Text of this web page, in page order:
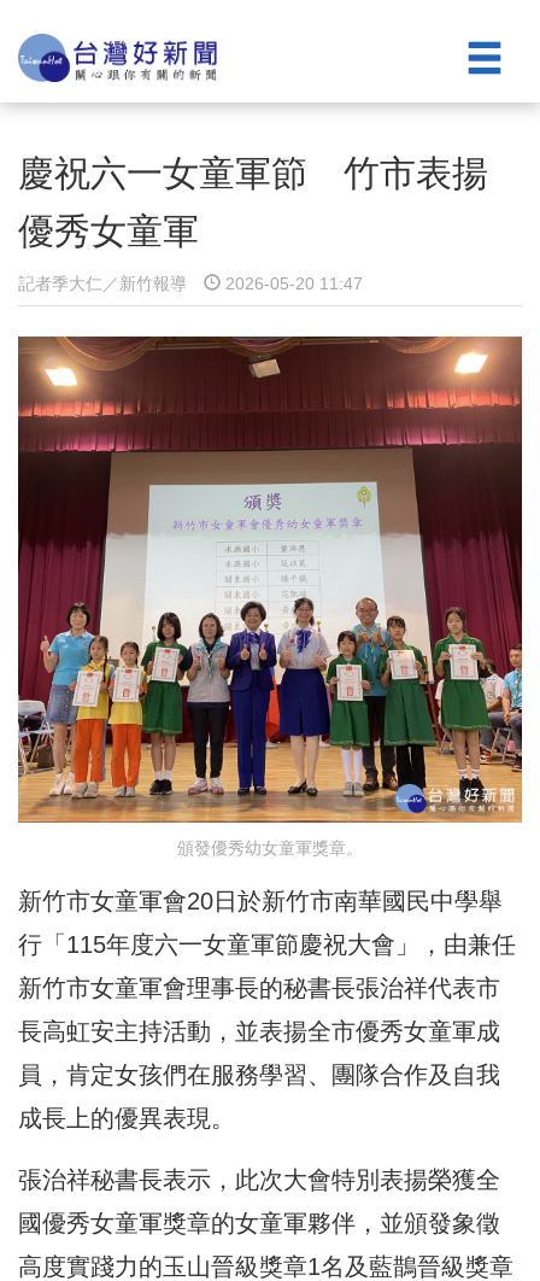
慶祝六一女童軍節 竹市表揚
優秀女童軍
記者季大仁／新竹報導 2026-05-20 11:47
頒發優秀幼女童軍獎章。
新竹市女童軍會20日於新竹市南華國民中學舉
行「115年度六一女童軍節慶祝大會」，由兼任
新竹市女童軍會理事長的秘書長張治祥代表市
長高虹安主持活動，並表揚全市優秀女童軍成
員，肯定女孩們在服務學習、團隊合作及自我
成長上的優異表現。
張治祥秘書長表示，此次大會特別表揚榮獲全
國優秀女童軍獎章的女童軍夥伴，並頒發象徵
高度實踐力的玉山晉級獎章1名及藍鵲晉級獎章